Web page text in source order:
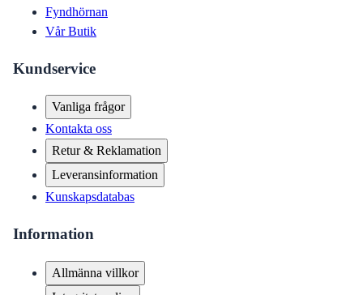
Fyndhörnan
Vår Butik
Kundservice
Vanliga frågor
Kontakta oss
Retur & Reklamation
Leveransinformation
Kunskapsdatabas
Information
Allmänna villkor